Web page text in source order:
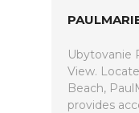
Ubytovanie
View.
Beach,
provides